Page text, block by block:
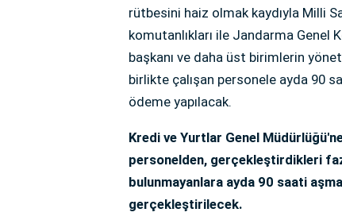
rütbesini haiz olmak kaydıyla Milli
komutanlıkları ile Jandarma Genel
başkanı ve daha üst birimlerin
birlikte çalışan personele ayda 90
ödeme yapılacak.
Kredi ve Yurtlar Genel
personelden, gerçekleştirdikleri
bulunmayanlara ayda 90 saati
gerçekleştirilecek.